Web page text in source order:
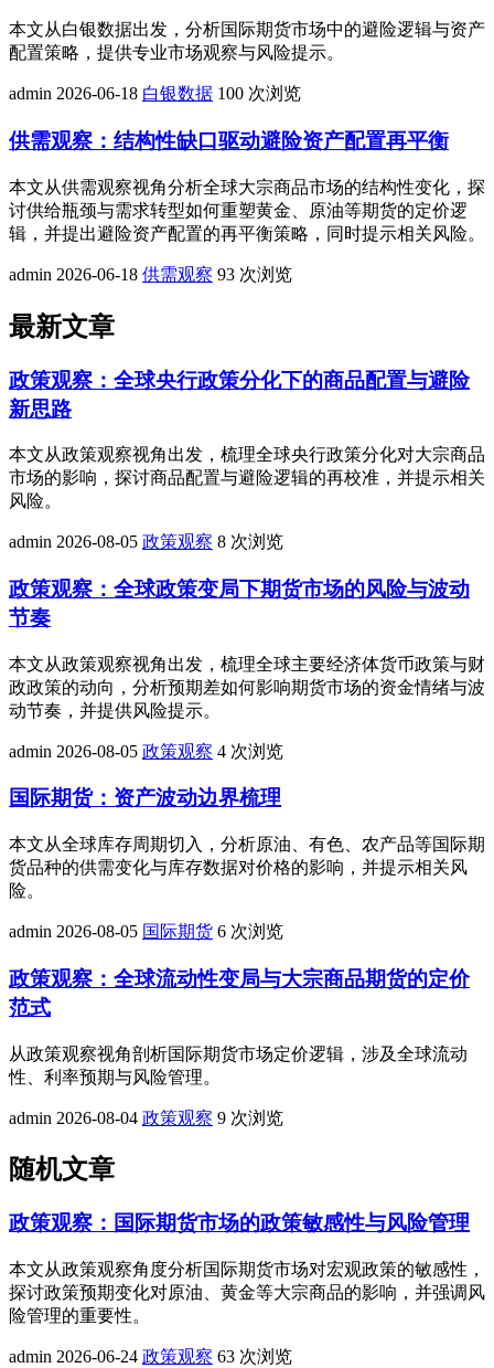
本文从白银数据出发，分析国际期货市场中的避险逻辑与资产
配置策略，提供专业市场观察与风险提示。
admin 2026-06-18 白银数据 100 次浏览
供需观察：结构性缺口驱动避险资产配置再平衡
本文从供需观察视角分析全球大宗商品市场的结构性变化，探
讨供给瓶颈与需求转型如何重塑黄金、原油等期货的定价逻
辑，并提出避险资产配置的再平衡策略，同时提示相关风险。
admin 2026-06-18 供需观察 93 次浏览
最新文章
政策观察：全球央行政策分化下的商品配置与避险
新思路
本文从政策观察视角出发，梳理全球央行政策分化对大宗商品
市场的影响，探讨商品配置与避险逻辑的再校准，并提示相关
风险。
admin 2026-08-05 政策观察 8 次浏览
政策观察：全球政策变局下期货市场的风险与波动
节奏
本文从政策观察视角出发，梳理全球主要经济体货币政策与财
政政策的动向，分析预期差如何影响期货市场的资金情绪与波
动节奏，并提供风险提示。
admin 2026-08-05 政策观察 4 次浏览
国际期货：资产波动边界梳理
本文从全球库存周期切入，分析原油、有色、农产品等国际期
货品种的供需变化与库存数据对价格的影响，并提示相关风
险。
admin 2026-08-05 国际期货 6 次浏览
政策观察：全球流动性变局与大宗商品期货的定价
范式
从政策观察视角剖析国际期货市场定价逻辑，涉及全球流动
性、利率预期与风险管理。
admin 2026-08-04 政策观察 9 次浏览
随机文章
政策观察：国际期货市场的政策敏感性与风险管理
本文从政策观察角度分析国际期货市场对宏观政策的敏感性，
探讨政策预期变化对原油、黄金等大宗商品的影响，并强调风
险管理的重要性。
admin 2026-06-24 政策观察 63 次浏览